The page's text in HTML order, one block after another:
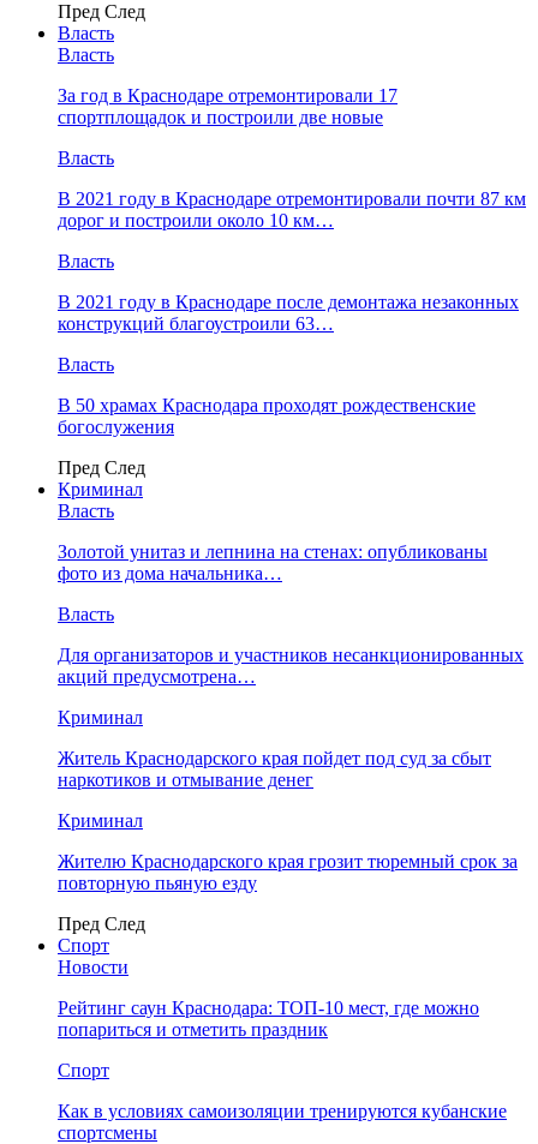
Пред След
Власть
Власть
За год в Краснодаре отремонтировали 17
спортплощадок и построили две новые
Власть
В 2021 году в Краснодаре отремонтировали почти 87 км
дорог и построили около 10 км…
Власть
В 2021 году в Краснодаре после демонтажа незаконных
конструкций благоустроили 63…
Власть
В 50 храмах Краснодара проходят рождественские
богослужения
Пред След
Криминал
Власть
​Золотой унитаз и лепнина на стенах: опубликованы
фото из дома начальника…
Власть
Для организаторов и участников несанкционированных
акций предусмотрена…
Криминал
Житель Краснодарского края пойдет под суд за сбыт
наркотиков и отмывание денег
Криминал
Жителю Краснодарского края грозит тюремный срок за
повторную пьяную езду
Пред След
Спорт
Новости
Рейтинг саун Краснодара: ТОП-10 мест, где можно
попариться и отметить праздник
Спорт
Как в условиях самоизоляции тренируются кубанские
спортсмены